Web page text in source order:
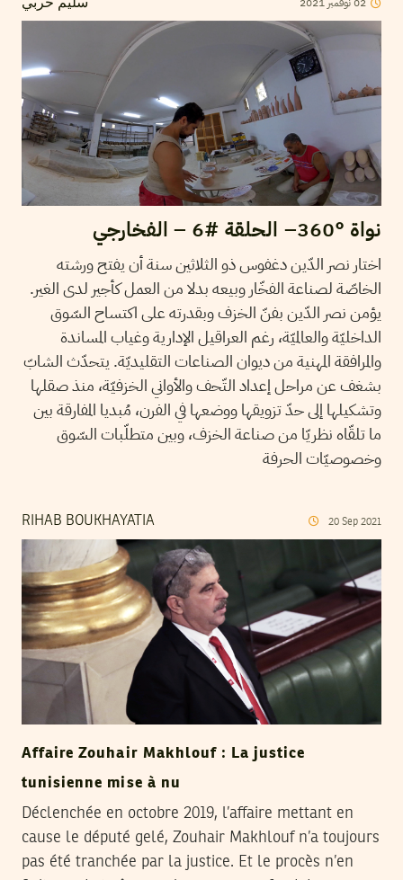
سليم حربي
نواة °360– الحلقة #6 – الفخارجي
اختار نصر الدّين دغفوس ذو الثلاثين سنة أن يفتح ورشته
الخاصّة لصناعة الفخّار وبيعه بدلا من العمل كأجير لدى الغير.
يؤمن نصر الدّين بفنّ الخزف وبقدرته على اكتساح السّوق
الداخليّة والعالميّة، رغم العراقيل الإدارية وغياب المساندة
والمرافقة المهنية من ديوان الصناعات التقليديّة. يتحدّث الشابّ
بشغف عن مراحل إعداد التّحف والأواني الخزفيّة، منذ صقلها
وتشكيلها إلى حدّ تزويقها ووضعها في الفرن، مُبديا المفارقة بين
ما تلقّاه نظريّا من صناعة الخزف، وبين متطلّبات السّوق
وخصوصيّات الحرفة
RIHAB BOUKHAYATIA 20 Sep 2021
Affaire Zouhair Makhlouf : La justice
tunisienne mise à nu
Déclenchée en octobre 2019, l’affaire mettant en
cause le député gelé, Zouhair Makhlouf n’a toujours
pas été tranchée par la justice. Et le procès n’en